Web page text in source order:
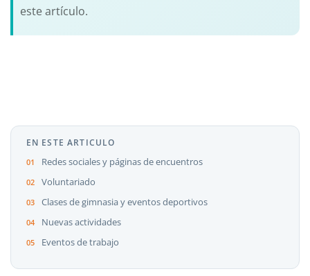
este artículo.
EN ESTE ARTICULO
Redes sociales y páginas de encuentros
Voluntariado
Clases de gimnasia y eventos deportivos
Nuevas actividades
Eventos de trabajo